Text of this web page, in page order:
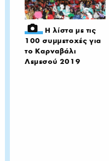
Η λίστα με τις
100 συμμετοχές για
το Καρναβάλι
Λεμεσού 2019